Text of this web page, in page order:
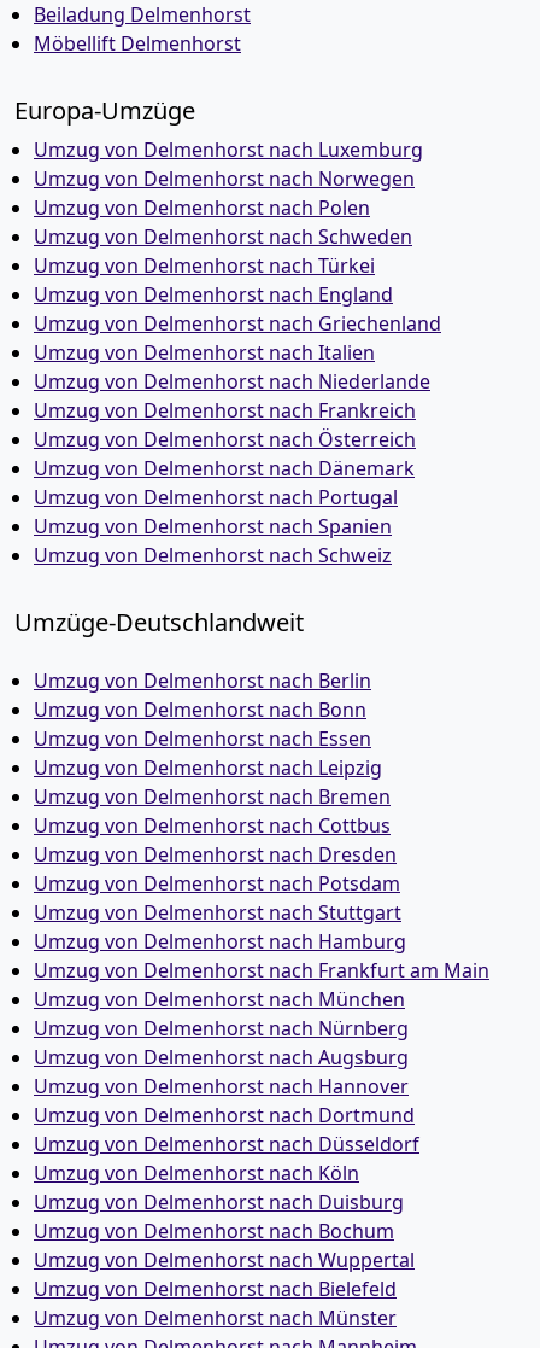
Beiladung Delmenhorst
Möbellift Delmenhorst
Europa-Umzüge
Umzug von Delmenhorst nach Luxemburg
Umzug von Delmenhorst nach Norwegen
Umzug von Delmenhorst nach Polen
Umzug von Delmenhorst nach Schweden
Umzug von Delmenhorst nach Türkei
Umzug von Delmenhorst nach England
Umzug von Delmenhorst nach Griechenland
Umzug von Delmenhorst nach Italien
Umzug von Delmenhorst nach Niederlande
Umzug von Delmenhorst nach Frankreich
Umzug von Delmenhorst nach Österreich
Umzug von Delmenhorst nach Dänemark
Umzug von Delmenhorst nach Portugal
Umzug von Delmenhorst nach Spanien
Umzug von Delmenhorst nach Schweiz
Umzüge-Deutschlandweit
Umzug von Delmenhorst nach Berlin
Umzug von Delmenhorst nach Bonn
Umzug von Delmenhorst nach Essen
Umzug von Delmenhorst nach Leipzig
Umzug von Delmenhorst nach Bremen
Umzug von Delmenhorst nach Cottbus
Umzug von Delmenhorst nach Dresden
Umzug von Delmenhorst nach Potsdam
Umzug von Delmenhorst nach Stuttgart
Umzug von Delmenhorst nach Hamburg
Umzug von Delmenhorst nach Frankfurt am Main
Umzug von Delmenhorst nach München
Umzug von Delmenhorst nach Nürnberg
Umzug von Delmenhorst nach Augsburg
Umzug von Delmenhorst nach Hannover
Umzug von Delmenhorst nach Dortmund
Umzug von Delmenhorst nach Düsseldorf
Umzug von Delmenhorst nach Köln
Umzug von Delmenhorst nach Duisburg
Umzug von Delmenhorst nach Bochum
Umzug von Delmenhorst nach Wuppertal
Umzug von Delmenhorst nach Bielefeld
Umzug von Delmenhorst nach Münster